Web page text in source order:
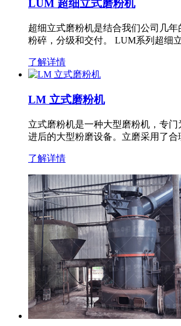
LUM 超细立式磨粉机
超细立式磨粉机是结合我们公司几
粉碎，分级和交付。 LUM系列超细
了解详情
LM 立式磨粉机
立式磨粉机是一种大型磨粉机，专
进后的大型粉磨设备。立磨采用了
了解详情